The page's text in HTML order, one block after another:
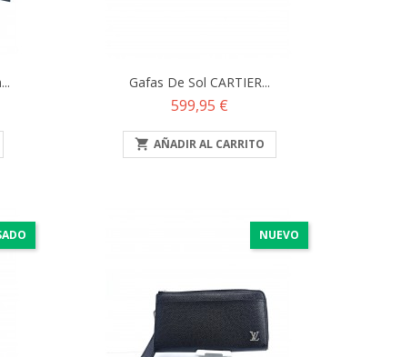
Gafas De Sol CARTIER...
Precio
599,95 €
 AÑADIR AL CARRITO
NUEVO